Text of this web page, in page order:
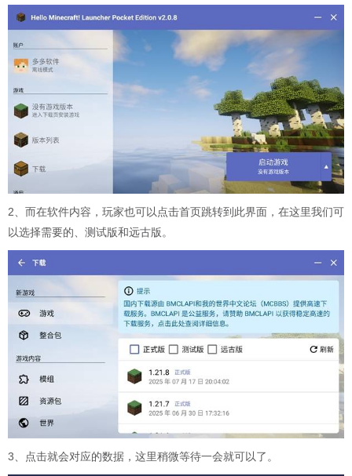
2、而在软件内容，玩家也可以点击首页跳转到此界面，在这里我们可
以选择需要的、测试版和远古版。
3、点击就会对应的数据，这里稍微等待一会就可以了。